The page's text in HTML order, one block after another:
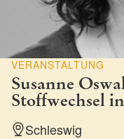
VERANSTALTUNG
Susanne
Stoffwechsel
Schleswig